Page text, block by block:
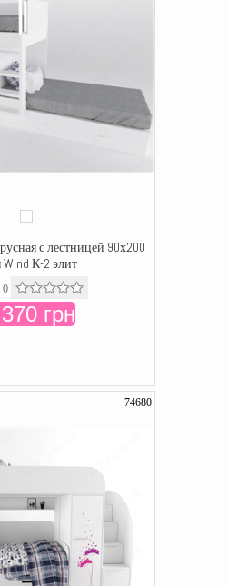
с лестницей 90х200
Wind К-2 элит
0
грн
74680